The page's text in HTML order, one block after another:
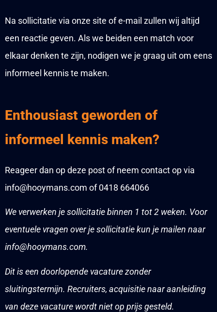
Na sollicitatie via onze site of e-mail zullen wij altijd
een reactie geven. Als we beiden een match voor
elkaar denken te zijn, nodigen we je graag uit om eens
informeel kennis te maken.
Enthousiast geworden of
informeel kennis maken?
Reageer dan op deze post of neem contact op via
info@hooymans.com of 0418 664066
We verwerken je sollicitatie binnen 1 tot 2 weken. Voor
eventuele vragen over je sollicitatie kun je mailen naar
info@hooymans.com.
Dit is een doorlopende vacature zonder
sluitingstermijn. Recruiters, acquisitie naar aanleiding
van deze vacature wordt niet op prijs gesteld.